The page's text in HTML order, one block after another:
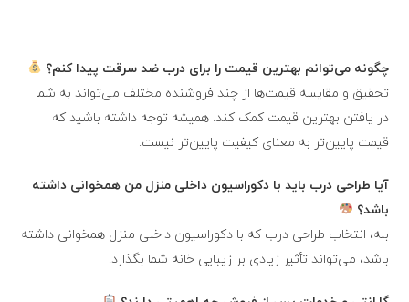
چگونه می‌توانم بهترین قیمت را برای درب ضد سرقت پیدا کنم؟
تحقیق و مقایسه قیمت‌ها از چند فروشنده مختلف می‌تواند به شما
در یافتن بهترین قیمت کمک کند. همیشه توجه داشته باشید که
قیمت پایین‌تر به معنای کیفیت پایین‌تر نیست.
آیا طراحی درب باید با دکوراسیون داخلی منزل من همخوانی داشته
باشد؟
بله، انتخاب طراحی درب که با دکوراسیون داخلی منزل همخوانی داشته
باشد، می‌تواند تأثیر زیادی بر زیبایی خانه شما بگذارد.